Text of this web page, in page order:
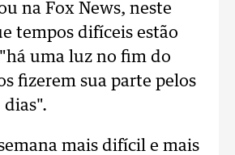
na Fox News, neste
tempos difíceis estão
uma luz no fim do
fizerem sua parte pelos
mais difícil e mais